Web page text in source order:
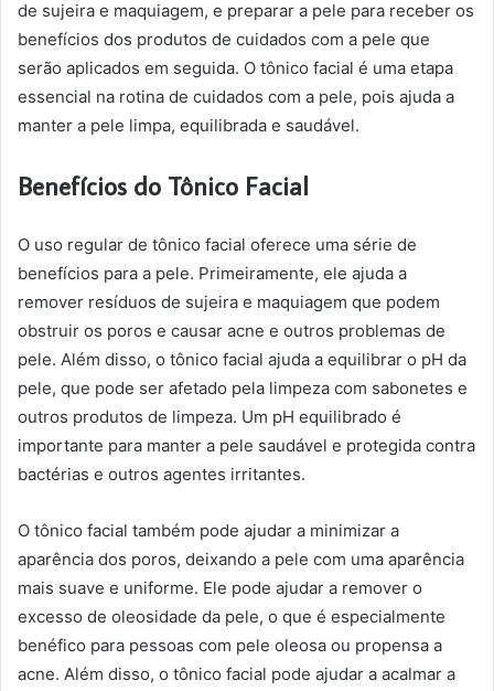
de sujeira e maquiagem, e preparar a pele para receber os
benefícios dos produtos de cuidados com a pele que
serão aplicados em seguida. O tônico facial é uma etapa
essencial na rotina de cuidados com a pele, pois ajuda a
manter a pele limpa, equilibrada e saudável.
Benefícios do Tônico Facial
O uso regular de tônico facial oferece uma série de
benefícios para a pele. Primeiramente, ele ajuda a
remover resíduos de sujeira e maquiagem que podem
obstruir os poros e causar acne e outros problemas de
pele. Além disso, o tônico facial ajuda a equilibrar o pH da
pele, que pode ser afetado pela limpeza com sabonetes e
outros produtos de limpeza. Um pH equilibrado é
importante para manter a pele saudável e protegida contra
bactérias e outros agentes irritantes.
O tônico facial também pode ajudar a minimizar a
aparência dos poros, deixando a pele com uma aparência
mais suave e uniforme. Ele pode ajudar a remover o
excesso de oleosidade da pele, o que é especialmente
benéfico para pessoas com pele oleosa ou propensa a
acne. Além disso, o tônico facial pode ajudar a acalmar a